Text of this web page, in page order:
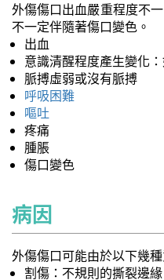
外傷傷口出血嚴重程度不
不一定伴隨著傷口變色。
出血
意識清醒程度產生變化
脈搏虛弱或沒有脈搏
呼吸困難
嘔吐
疼痛
腫脹
傷口變色
病因
外傷傷口可能由於以下幾種
割傷：不規則的撕裂邊緣